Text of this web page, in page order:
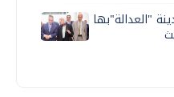
"العدالة"بها